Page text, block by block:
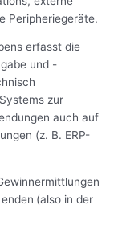
Peripheriegeräte.
erfasst die
und -
zur
auch auf
(z. B. ERP-
(also in der